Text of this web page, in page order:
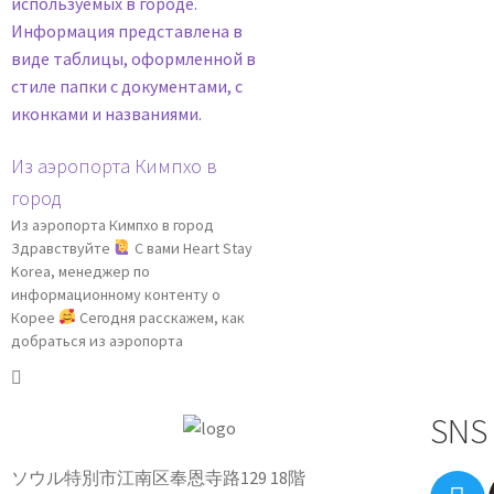
Из аэропорта Кимпхо в
город
Из аэропорта Кимпхо в город
Здравствуйте
С вами Heart Stay
Korea, менеджер по
информационному контенту о
Корее
Сегодня расскажем, как
добраться из аэропорта
ソウル特別市江南区奉恩寺路129 18階
SNS